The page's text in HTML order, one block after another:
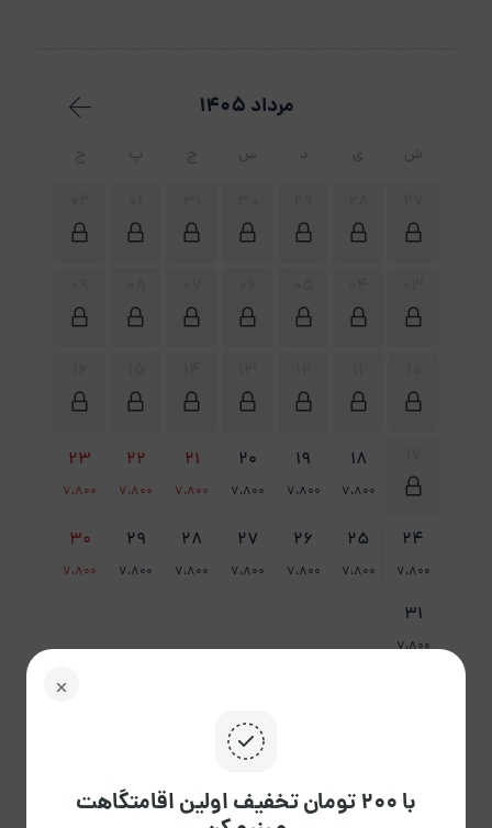
مرداد 1405
ش ی د س چ پ ج
18
7،800
19
7،800
20
7،800
21
7،800
22
7،800
23
7،800
24
7،800
25
7،800
26
7،800
27
7،800
28
7،800
29
7،800
30
7،800
31
7،800
راهنمای تقویم
با ۲۰۰ تومان تخفیف اولین اقامتگاهت